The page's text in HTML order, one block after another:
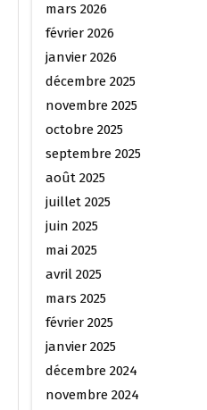
mars 2026
février 2026
janvier 2026
décembre 2025
novembre 2025
octobre 2025
septembre 2025
août 2025
juillet 2025
juin 2025
mai 2025
avril 2025
mars 2025
février 2025
janvier 2025
décembre 2024
novembre 2024